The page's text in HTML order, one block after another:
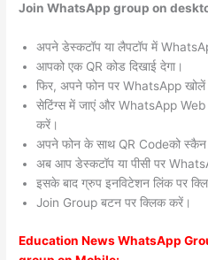
Join WhatsApp group on
अपने डेस्कटॉप या लैपटॉप में
आपको एक QR कोड दिखाई देगा।
फिर, अपने फोन पर WhatsApp
सेटिंग्स में जाएं और WhatsApp Web
करें।
अपने फोन के साथ QR Codeको
अब आप डेस्कटॉप या पीसी पर
इसके बाद ग्रुप इनविटेशन लिंक पर
Join Group बटन पर क्लिक करें।
Education News WhatsApp